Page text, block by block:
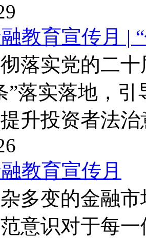
教育宣传月 |
落实党的二十
落实落地
提升投资者法
教育宣传月
多变的金融市
意识对于每